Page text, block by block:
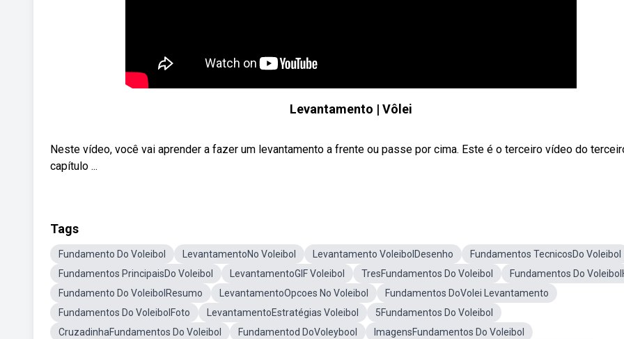
Levantamento | Vôlei
Neste vídeo, você vai aprender a fazer um levantamento a frente ou passe por cima. Este é o terceiro vídeo do
capítulo ...
Tags
Fundamento Do Voleibol LevantamentoNo Voleibol Levantamento VoleibolDesenho
Fundamentos TecnicosDo Voleibol
Fundamentos PrincipaisDo Voleibol
LevantamentoGIF Voleibol TresFundamentos Do Voleibol
Fundamentos Do
Fundamento Do VoleibolResumo
LevantamentoOpcoes No Voleibol
Fundamentos DoVolei Levantamento
Fundamentos Do VoleibolFoto
LevantamentoEstratégias Voleibol
5Fundamentos Do Voleibol
CruzadinhaFundamentos Do Voleibol
Fundamentod DoVoleybool
ImagensFundamentos Do Voleibol